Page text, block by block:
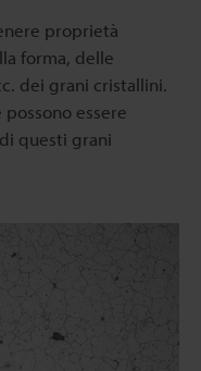
proprietà
forma, delle
dei grani cristallini.
essere
questi grani